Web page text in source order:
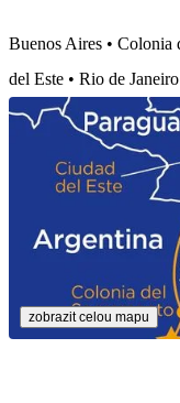
Buenos Aires • Colonia
del Este • Rio de Janeiro
zobrazit celou mapu